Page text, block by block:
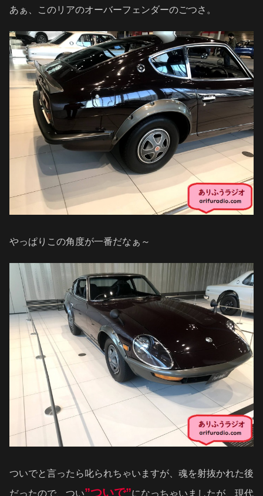
あぁ、このリアのオーバーフェンダーのごつさ。
やっぱりこの角度が一番だなぁ～
ついでと言ったら叱られちゃいますが、魂を射抜かれた後
だったので、つい”ついで”になっちゃいましたが、現代